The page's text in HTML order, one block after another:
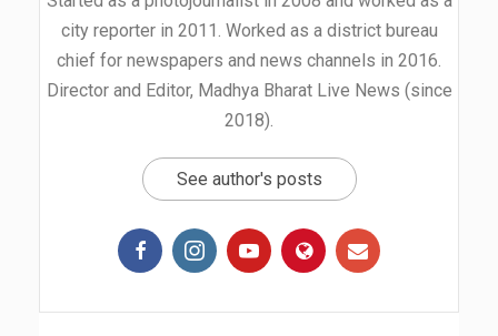
city reporter in 2011. Worked as a district bureau
chief for newspapers and news channels in 2016.
Director and Editor, Madhya Bharat Live News (since
2018).
See author's posts